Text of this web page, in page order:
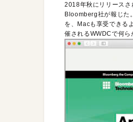
2018年秋にリリースさ
Bloomberg社が報じた
を、Macも享受できる
催されるWWDCで何ら